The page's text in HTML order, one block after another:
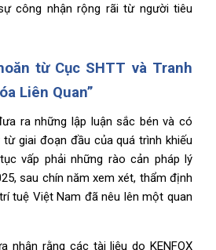
công nhận rộng rãi từ người tiêu
từ Cục SHTT và Tranh
Liên Quan”
ra những lập luận sắc bén và có
giai đoạn đầu của quá trình khiếu
vấp phải những rào cản pháp lý
sau chín năm xem xét, thẩm định
tuệ Việt Nam đã nêu lên một quan
nhận rằng các tài liệu do KENFOX